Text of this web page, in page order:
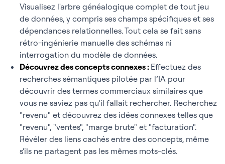
Visualisez l'arbre généalogique complet de tout jeu
de données, y compris ses champs spécifiques et ses
dépendances relationnelles. Tout cela se fait sans
rétro-ingénierie manuelle des schémas ni
interrogation du modèle de données.
Découvrez des concepts connexes : Effectuez des
recherches sémantiques pilotée par l’IA pour
découvrir des termes commerciaux similaires que
vous ne saviez pas qu'il fallait rechercher. Recherchez
"revenu" et découvrez des idées connexes telles que
"revenu", "ventes", "marge brute" et "facturation".
Révéler des liens cachés entre des concepts, même
s'ils ne partagent pas les mêmes mots-clés.